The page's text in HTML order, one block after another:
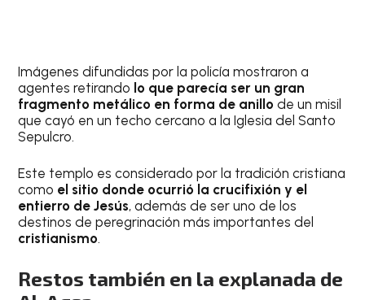
Imágenes difundidas por la policía mostraron a
agentes retirando lo que parecía ser un gran
fragmento metálico en forma de anillo de un misil
que cayó en un techo cercano a la Iglesia del Santo
Sepulcro.
Este templo es considerado por la tradición cristiana
como el sitio donde ocurrió la crucifixión y el
entierro de Jesús, además de ser uno de los
destinos de peregrinación más importantes del
cristianismo.
Restos también en la explanada de